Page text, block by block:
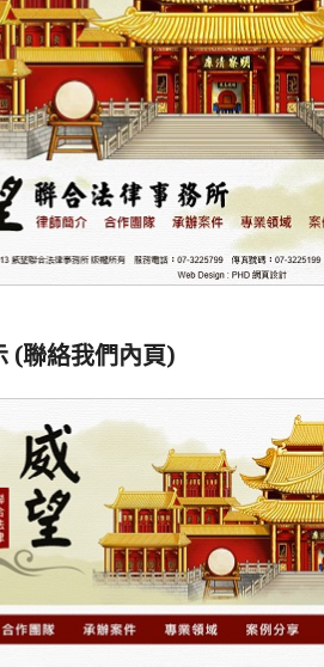
(聯絡我們內頁)